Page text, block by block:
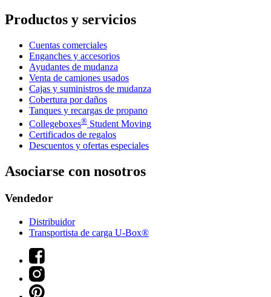
Productos y servicios
Cuentas comerciales
Enganches y accesorios
Ayudantes de mudanza
Venta de camiones usados
Cajas y suministros de mudanza
Cobertura por daños
Tanques y recargas de propano
Collegeboxes® Student Moving
Certificados de regalos
Descuentos y ofertas especiales
Asociarse con nosotros
Vendedor
Distribuidor
Transportista de carga U-Box®